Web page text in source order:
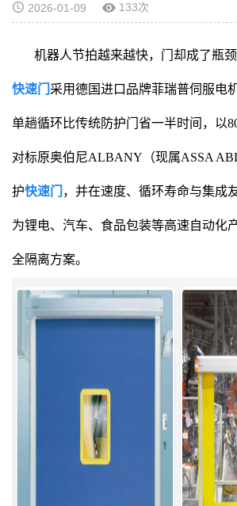
2026-01-09 133次
机器人节拍越来越快，门却成了瓶颈
快速门 采用德国进口品牌菲瑞普伺服电
单趟循环比传统防护门省一半时间，以
对标原奥伯尼ALBANY（现属ASSA
护快速门 ，并在速度、循环寿命与集成
为锂电、汽车、食品包装等高速自动化
全隔离方案。